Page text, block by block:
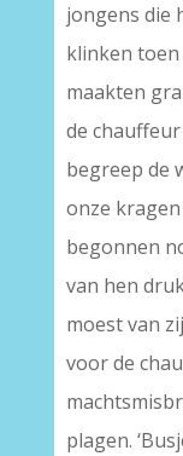
jongens die
klinken
maakten
de
begreep de
onze
begonnen
van hen
moest van
voor de
plagen.